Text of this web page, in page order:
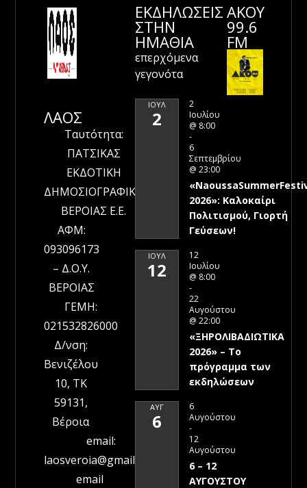
ΛΑΟΣ
Ταυτότητα:
ΠΑΤΣΙΚΑΣ
ΕΚΔΟΤΙΚΗ
ΔΗΜΟΣΙΟΓΡΑΦΙΚΗ
ΒΕΡΟΙΑΣ Ε.Ε.
ΑΦΜ:
093096173
– Δ.Ο.Υ.
ΒΕΡΟΙΑΣ
ΓΕΜΗ:
021532826000
Δ/νση:
Βενιζέλου
10, ΤΚ
59131,
Βέροια
email:
laosveroia@gmail.com
email
ΕΚΔΗΛΩΣΕΙΣ
ΣΤΗΝ
ΗΜΑΘΊΑ
επερχόμενα
γεγονότα
ΙΟΎΛ
2
2
Ιουλίου
@ 8:00
-
6
Σεπτεμβρίου
@ 23:00
2026»: Καλοκαίρι
Πολιτισμού, Γιορτή
Γεύσεων!
ΙΟΎΛ
12
12
Ιουλίου
@ 8:00
-
22
Αυγούστου
@ 22:00
«ΞΗΡΟΛΙΒΑΔΙΩΤΙΚΑ
2026» – To
πρόγραμμα των
εκδηλώσεων
ΑΥΓ
6
6
Αυγούστου
-
12
Αυγούστου
6 – 12
ΑΥΓΟΥΣΤΟΥ
ΑΚΟΥ
99.6
FM